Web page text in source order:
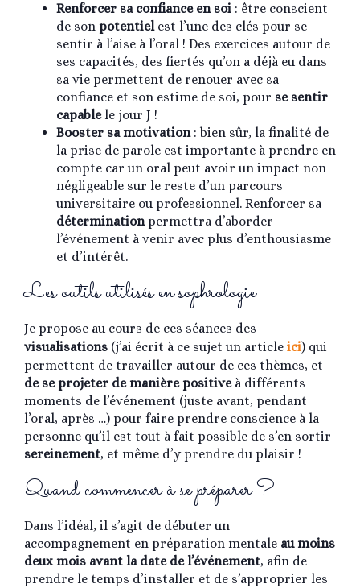
Renforcer sa confiance en soi : être conscient
de son potentielest l’une des clés pour se
sentir à l’aise à l’oral ! Des exercices autour de
ses capacités, des fiertés qu’on a déjà eu dans
sa vie permettent de renouer avec sa
confiance et son estime de soi, pour se sentir
capablele jour J !
Booster sa motivation: bien sûr, la finalité de
la prise de parole est importante à prendre en
compte car un oral peut avoir un impact non
négligeable sur le reste d’un parcours
universitaire ou professionnel. Renforcer sa
déterminationpermettra d’aborder
l’événement à venir avec plus d’enthousiasme
et d’intérêt.
Les outils utilisés en sophrologie
Je propose au cours de ces séances des
visualisations (j’ai écrit à ce sujet un article ici) qui
permettent de travailler autour de ces thèmes, et
de se projeter de manière positiveà différents
moments de l’événement (juste avant, pendant
l’oral, après …) pour faire prendre conscience à la
personne qu’il est tout à fait possible de s’en sortir
sereinement, et même d’y prendre du plaisir !
Quand commencer à se préparer ?
Dans l’idéal, il s’agit de débuter un
accompagnement en préparation mentale au moins
deux mois avant la date de l’événement, afin de
prendre le temps d’installer et de s’approprier les